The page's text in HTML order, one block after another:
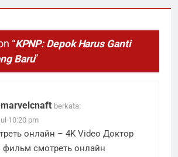
“KPNP: Depok Harus Ganti
Baru”
berkata:
10:20 pm
онлайн – 4K Video Доктор
фильм смотреть онлайн